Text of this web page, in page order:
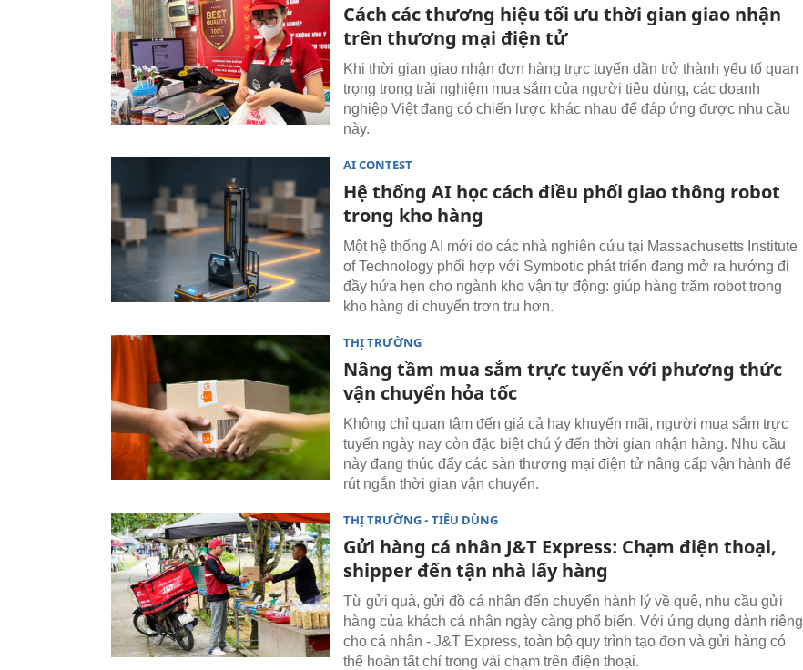
Cách các thương hiệu tối ưu thời gian giao nhận
trên thương mại điện tử
Khi thời gian giao nhận đơn hàng trực tuyến dần trở thành yếu tố quan
trọng trong trải nghiệm mua sắm của người tiêu dùng, các doanh
nghiệp Việt đang có chiến lược khác nhau để đáp ứng được nhu cầu
này.
AI CONTEST
Hệ thống AI học cách điều phối giao thông robot
trong kho hàng
Một hệ thống AI mới do các nhà nghiên cứu tại Massachusetts Institute
of Technology phối hợp với Symbotic phát triển đang mở ra hướng đi
đầy hứa hẹn cho ngành kho vận tự động: giúp hàng trăm robot trong
kho hàng di chuyển trơn tru hơn.
THỊ TRƯỜNG
Nâng tầm mua sắm trực tuyến với phương thức
vận chuyển hỏa tốc
Không chỉ quan tâm đến giá cả hay khuyến mãi, người mua sắm trực
tuyến ngày nay còn đặc biệt chú ý đến thời gian nhận hàng. Nhu cầu
này đang thúc đẩy các sàn thương mại điện tử nâng cấp vận hành để
rút ngắn thời gian vận chuyển.
THỊ TRƯỜNG - TIÊU DÙNG
Gửi hàng cá nhân J&T Express: Chạm điện thoại,
shipper đến tận nhà lấy hàng
Từ gửi quà, gửi đồ cá nhân đến chuyển hành lý về quê, nhu cầu gửi
hàng của khách cá nhân ngày càng phổ biến. Với ứng dụng dành riêng
cho cá nhân - J&T Express, toàn bộ quy trình tạo đơn và gửi hàng có
thể hoàn tất chỉ trong vài chạm trên điện thoại.